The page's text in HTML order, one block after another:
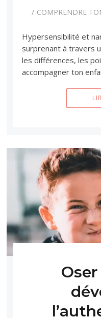
COMPRENDRE
Hypersensibilité et
surprenant à travers
les différences, les
accompagner ton